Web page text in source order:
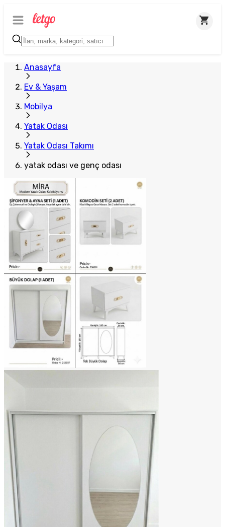
Anasayfa
Ev & Yaşam
Mobilya
Yatak Odası
Yatak Odası Takımı
yatak odası ve genç odası